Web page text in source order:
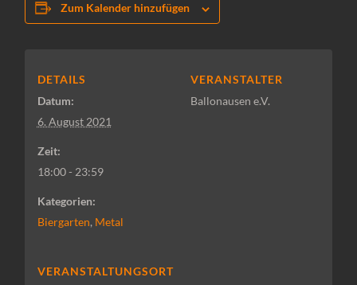
Zum Kalender hinzufügen
DETAILS
Datum:
6. August 2021
Zeit:
18:00 - 23:59
Kategorien:
Biergarten, Metal
VERANSTALTUNGSORT
VERANSTALTER
Ballonausen e.V.